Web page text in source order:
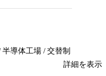
導体工場 / 交替制
詳細を表示